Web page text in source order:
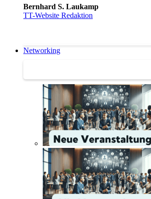
Bernhard S. Laukamp
TT-Website Redaktion
Networking